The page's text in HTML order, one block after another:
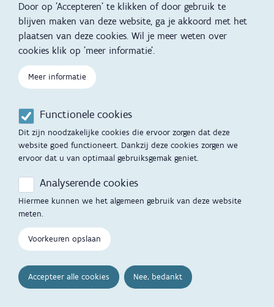
Door op 'Accepteren' te klikken of door gebruik te
blijven maken van deze website, ga je akkoord met het
plaatsen van deze cookies. Wil je meer weten over
cookies klik op 'meer informatie'.
Meer informatie
Functionele cookies
Dit zijn noodzakelijke cookies die ervoor zorgen dat deze
website goed functioneert. Dankzij deze cookies zorgen we
ervoor dat u van optimaal gebruiksgemak geniet.
Analyserende cookies
Hiermee kunnen we het algemeen gebruik van deze website
meten.
Voorkeuren opslaan
Accepteer alle cookies Nee, bedankt
LinkedIn
Instagram
Youtube
Schrijf je in op onze nieuwsbrief
Voeding
Gezondheid en vaccinatie
Ontwikkeling en gedrag Gezinsleven